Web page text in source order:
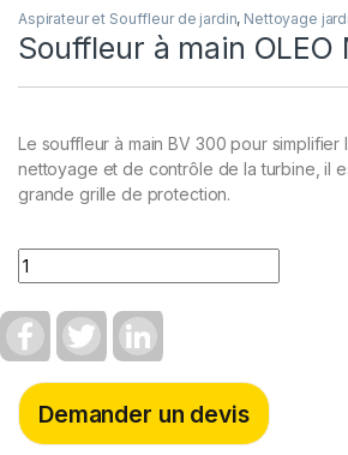
Aspirateur et Souffleur de jardin, Nettoyage
Souffleur à main OLEO
Le souffleur à main BV 300 pour
nettoyage et de contrôle de la turbine, il
grande grille de protection.
Quantity
c
e
b
o
o
i
t
e
r
n
k
d
I
Demander un devis